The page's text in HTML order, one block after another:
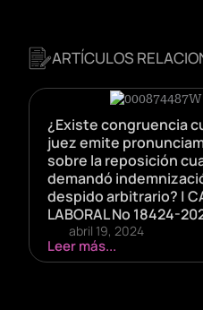
ARTÍCULOS
¿Existe congruencia
juez emite
sobre la reposición
demandó
despido arbitrario? |
LABORAL No 18424-
abril 19, 2024
Leer más...